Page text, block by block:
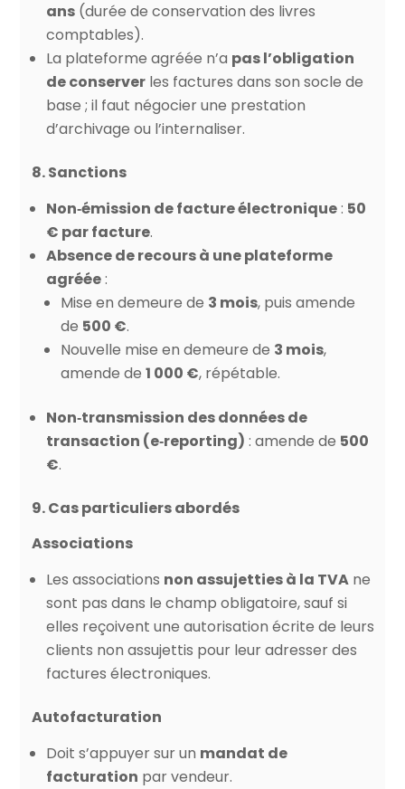
ans(durée de conservation des livres
comptables).
La plateforme agréée n’a pas l’obligation
de conserverles factures dans son socle de
base ; il faut négocier une prestation
d’archivage ou l’internaliser.
8. Sanctions
Non‑émission de facture électronique: 50
€ par facture.
Absence de recours à une plateforme
agréée:
Mise en demeure de 3 mois, puis amende
de 500 €.
Nouvelle mise en demeure de 3 mois,
amende de 1 000 €, répétable.
Non‑transmission des données de
transaction (e‑reporting) : amende de 500
€.
9. Cas particuliers abordés
Associations
Les associations non assujetties à la TVAne
sont pas dans le champ obligatoire, sauf si
elles reçoivent une autorisation écrite de leurs
clients non assujettis pour leur adresser des
factures électroniques.
Autofacturation
Doit s’appuyer sur un mandat de
facturation par vendeur.